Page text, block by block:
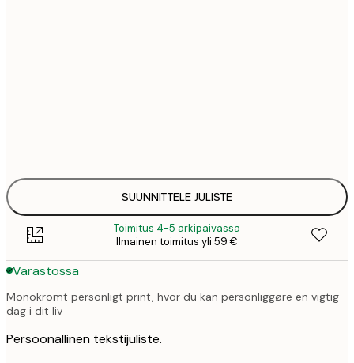
SUUNNITTELE JULISTE
Toimitus 4-5 arkipäivässä
Ilmainen toimitus yli 59 €
Varastossa
Monokromt personligt print, hvor du kan personliggøre en vigtig
dag i dit liv
Persoonallinen tekstijuliste.